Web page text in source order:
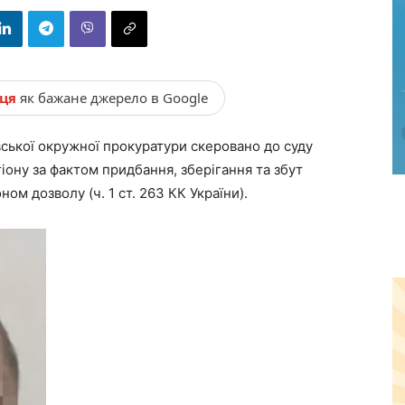
як бажане джерело в Google
окружної прокуратури скеровано до суду
за фактом придбання, зберігання та збут
дозволу (ч. 1 ст. 263 КК України).